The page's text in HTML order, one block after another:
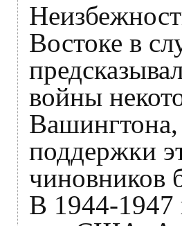
Востоке в
войны
Вашингтона,
поддержки
чиновников
В 1944-1947